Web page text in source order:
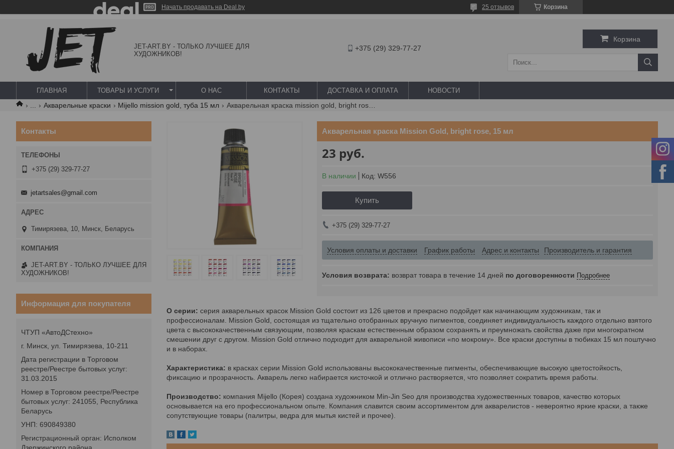
Начать продавать на Deal.by Корзина
25 отзывов
JET-ART.BY - ТОЛЬКО ЛУЧШЕЕ ДЛЯ
ХУДОЖНИКОВ!
+375 (29) 329-77-27
Корзина
ГЛАВНАЯ ТОВАРЫ И УСЛУГИ О НАС КОНТАКТЫ ДОСТАВКА И ОПЛАТА НОВОСТИ
Акварельные краски Mijello mission gold, туба 15 мл Акварельная краска mission gold, bright rose, 15 мл
Акварельная краска Mission Gold, bright rose, 15 мл
23 руб.
В наличии Код: W556
Купить
+375 (29) 329-77-27
Условия оплаты и доставки График работы Адрес и контакты Производитель и гарантия
возврат товара в течение 14 дней по договоренности Подробнее
О серии: серия акварельных красок Mission Gold состоит из 126 цветов и прекрасно подойдет как начинающим художникам, так и
профессионалам. Mission Gold, состоящая из тщательно отобранных вручную пигментов, соединяет индивидуальность каждого отдельно взятого
цвета с высококачественным связующим, позволяя краскам естественным образом сохранять и преумножать свойства даже при многократном
смешении друг с другом. Mission Gold отлично подходит для акварельной живописи «по мокрому». Все краски доступны в тюбиках 15 мл поштучно
и в наборах.
Характеристика: в красках серии Mission Gold использованы высококачественные пигменты, обеспечивающие высокую цветостойкость,
фиксацию и прозрачность. Акварель легко набирается кисточкой и отлично растворяется, что позволяет сократить время работы.
Производство: компания Mijello (Корея) создана художником Min-Jin Seo для производства художественных товаров, качество которых
основывается на его профессиональном опыте. Компания славится своим ассортиментом для акварелистов - невероятно яркие краски, а также
сопутствующие товары (палитры, ведра для мытья кистей и прочее).
Контакты
+375 (29) 329-77-27
jetartsales@gmail.com
Тимирязева, 10, Минск, Беларусь
JET-ART.BY - ТОЛЬКО ЛУЧШЕЕ ДЛЯ
ХУДОЖНИКОВ!
Информация для покупателя
ЧТУП «АвтоДСтехно»
г. Минск, ул. Тимирязева, 10-211
Дата регистрации в Торговом
реестре/Реестре бытовых услуг:
31.03.2015
Номер в Торговом реестре/Реестре
бытовых услуг: 241055, Республика
Беларусь
УНП: 690849380
Регистрационный орган: Исполком